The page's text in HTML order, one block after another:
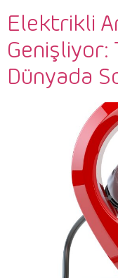
Elektrikli
Genişliyor:
Dünyada